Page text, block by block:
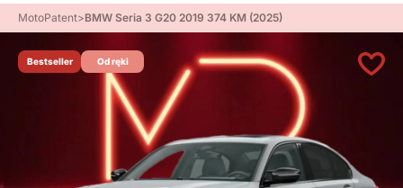
MotoPatent>BMW Seria 3 G20 2019 374 KM (2025)
Bestseller Od ręki